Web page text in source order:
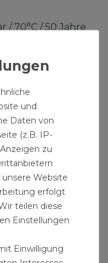
/ 70°C / 50 Jahre
2 mm
T-
für Alu-
Rohrschere und
und
Daten von
(z.B. IP-
zu
Website
erfolgt
teilen diese
Einstellungen
Einwilligung